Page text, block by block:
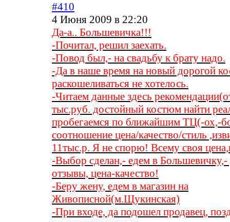
#410
4 Июня 2009 в 22:20
Да-а.. Большевичка!!!
-Почитал, решил заехать.
-Повод был,- на свадьбу к брату надо.
-Да в наше время на новый дорогой
раскошеливаться не хотелось.
-Читаем данные здесь
тыс.руб. достойный костюм найти
пробегаемся по ближайшим ТЦ(-ох,-
соотношение цена/качество/стиль
11тыс.р. Я не спорю! Всему своя
-Выбор сделан,- едем в Большевичку,-
отзывы, цена-качество!
-Беру жену, едем в магазин на
Живописной(м.Щукинская)
-При входе, да подошел продавец,